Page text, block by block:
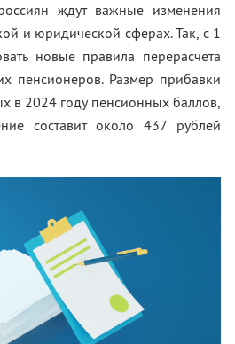
ждут важные изменения
и юридической сферах. Так, с 1
новые правила перерасчета
пенсионеров. Размер прибавки
в 2024 году пенсионных баллов,
составит около 437 рублей